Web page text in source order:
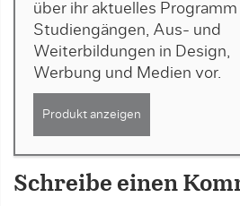
über ihr aktuelles Programm
Studiengängen, Aus- und
Weiterbildungen in Design,
Werbung und Medien vor.
Produkt anzeigen
Schreibe einen